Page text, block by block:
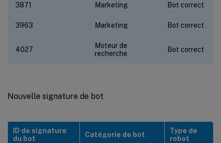
3871 Marketing Bot correct
3963 Marketing Bot correct
4027
Moteur de
recherche
Bot correct
Nouvelle signature de bot
ID de signature
du bot
Catégorie de bot
Type de
robot